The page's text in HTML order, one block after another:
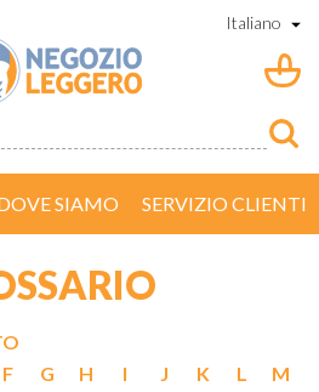
SIAMO SERVIZIO CLIENTI
F G H I J K L
M